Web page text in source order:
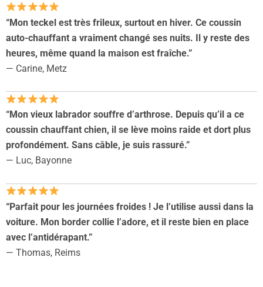
“Mon teckel est très frileux, surtout en hiver. Ce coussin
auto-chauffant a vraiment changé ses nuits. Il y reste des
heures, même quand la maison est fraîche.”
— Carine, Metz
“Mon vieux labrador souffre d’arthrose. Depuis qu’il a ce
coussin chauffant chien, il se lève moins raide et dort plus
profondément. Sans câble, je suis rassuré.”
— Luc, Bayonne
“Parfait pour les journées froides ! Je l’utilise aussi dans la
voiture. Mon border collie l’adore, et il reste bien en place
avec l’antidérapant.”
— Thomas, Reims